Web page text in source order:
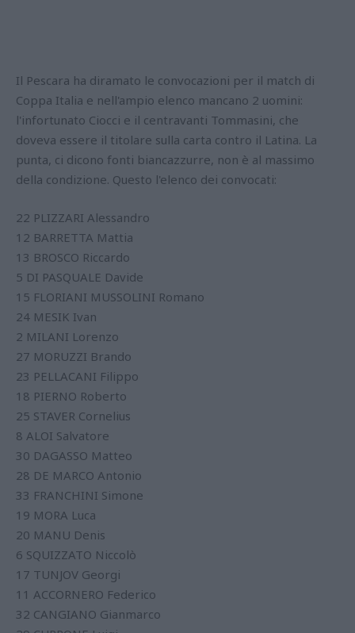
Il Pescara ha diramato le convocazioni per il match di
Coppa Italia e nell'ampio elenco mancano 2 uomini:
l'infortunato Ciocci e il centravanti Tommasini, che
doveva essere il titolare sulla carta contro il Latina. La
punta, ci dicono fonti biancazzurre, non è al massimo
della condizione. Questo l'elenco dei convocati:
22 PLIZZARI Alessandro
12 BARRETTA Mattia
13 BROSCO Riccardo
5 DI PASQUALE Davide
15 FLORIANI MUSSOLINI Romano
24 MESIK Ivan
2 MILANI Lorenzo
27 MORUZZI Brando
23 PELLACANI Filippo
18 PIERNO Roberto
25 STAVER Cornelius
8 ALOI Salvatore
30 DAGASSO Matteo
28 DE MARCO Antonio
33 FRANCHINI Simone
19 MORA Luca
20 MANU Denis
6 SQUIZZATO Niccolò
17 TUNJOV Georgi
11 ACCORNERO Federico
32 CANGIANO Gianmarco